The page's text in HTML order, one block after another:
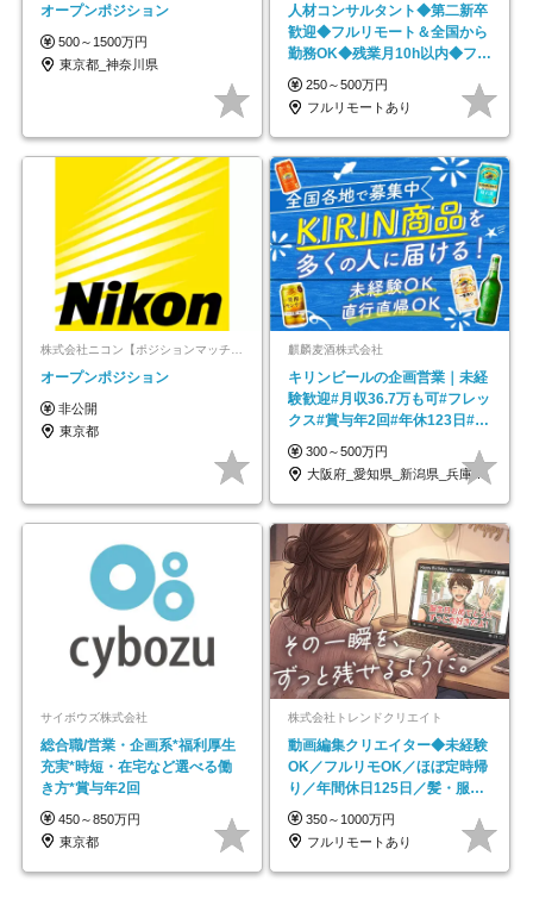
オープンポジション
500～1500万円
東京都_神奈川県
人材コンサルタント◆第二新卒
歓迎◆フルリモート＆全国から
勤務OK◆残業月10h以内◆フレ
ックス制
250～500万円
フルリモートあり
株式会社ニコン【ポジションマッチ登録】
オープンポジション
非公開
東京都
麒麟麦酒株式会社
キリンビールの企画営業｜未経
験歓迎#月収36.7万も可#フレッ
クス#賞与年2回#年休123日#完
全週休2日制
300～500万円
大阪府_愛知県_新潟県_兵庫県_福岡県
サイボウズ株式会社
総合職/営業・企画系*福利厚生
充実*時短・在宅など選べる働
き方*賞与年2回
450～850万円
東京都
株式会社トレンドクリエイト
動画編集クリエイター◆未経験
OK／フルリモOK／ほぼ定時帰
り／年間休日125日／髪・服・
ネイル自由／副業OK
350～1000万円
フルリモートあり